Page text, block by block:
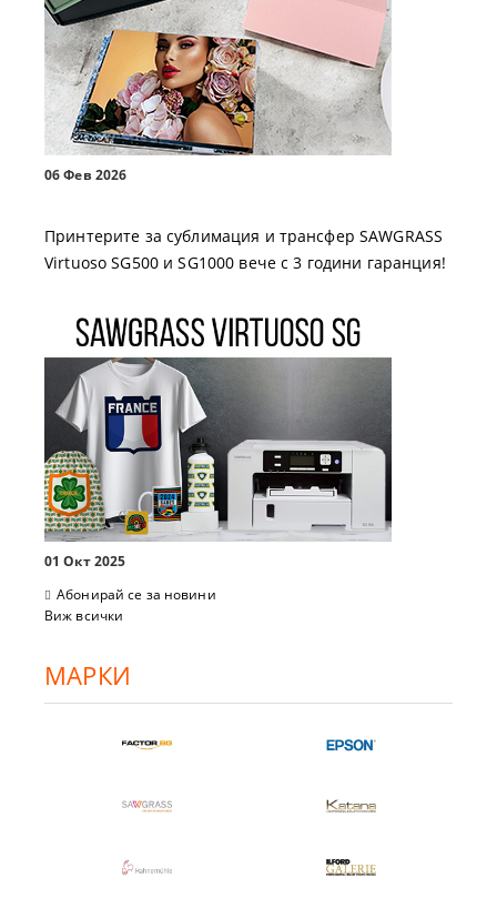
06 Фев 2026
Принтерите за сублимация и трансфер SAWGRASS
Virtuoso SG500 и SG1000 вече с 3 години гаранция!
01 Окт 2025
Абонирай се за новини
Виж всички
МАРКИ